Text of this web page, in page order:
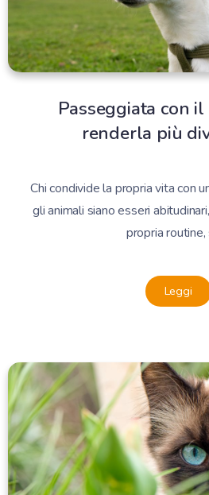
Passeggiata con il
renderla più
Chi condivide la propria vita con
gli animali siano esseri
propria routine,
Leggi